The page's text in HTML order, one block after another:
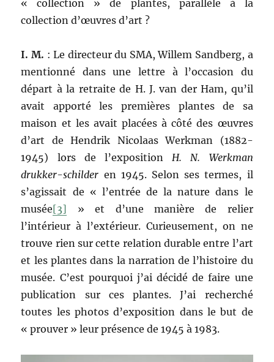
« collection » de plantes, parallèle à la
collection d’œuvres d’art ?
I. M. : Le directeur du SMA, Willem Sandberg, a
mentionné dans une lettre à l’occasion du
départ à la retraite de H. J. van der Ham, qu’il
avait apporté les premières plantes de sa
maison et les avait placées à côté des œuvres
d’art de Hendrik Nicolaas Werkman (1882-
1945) lors de l’exposition H. N. Werkman
drukker-schilder en 1945. Selon ses termes, il
s’agissait de « l’entrée de la nature dans le
musée[3] » et d’une manière de relier
l’intérieur à l’extérieur. Curieusement, on ne
trouve rien sur cette relation durable entre l’art
et les plantes dans la narration de l’histoire du
musée. C’est pourquoi j’ai décidé de faire une
publication sur ces plantes. J’ai recherché
toutes les photos d’exposition dans le but de
« prouver » leur présence de 1945 à 1983.